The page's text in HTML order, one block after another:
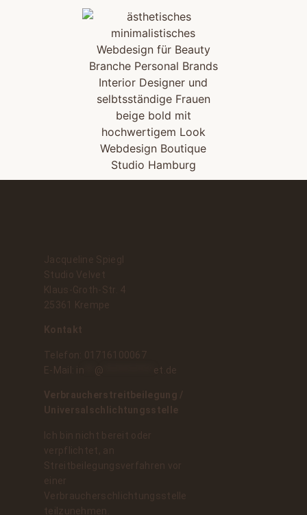
Jacqueline Spiegl
Studio Velvet
Klaus-Groth-Str. 4
25361 Krempe
Kontakt
Telefon: 01716100067
E-Mail: in @ et.de
Verbraucherstreitbeilegung /
Universalschlichtungsstelle
Ich bin nicht bereit oder
verpflichtet, an
Streitbeilegungsverfahren vor
einer
Verbraucherschlichtungsstelle
teilzunehmen.